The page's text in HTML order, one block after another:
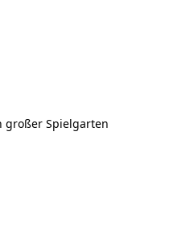
großer Spielgarten